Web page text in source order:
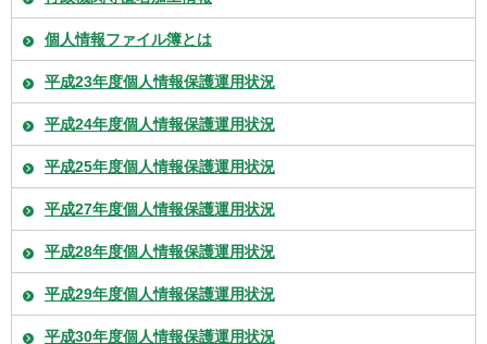
個人情報ファイル簿とは
平成23年度個人情報保護運用状況
平成24年度個人情報保護運用状況
平成25年度個人情報保護運用状況
平成27年度個人情報保護運用状況
平成28年度個人情報保護運用状況
平成29年度個人情報保護運用状況
平成30年度個人情報保護運用状況